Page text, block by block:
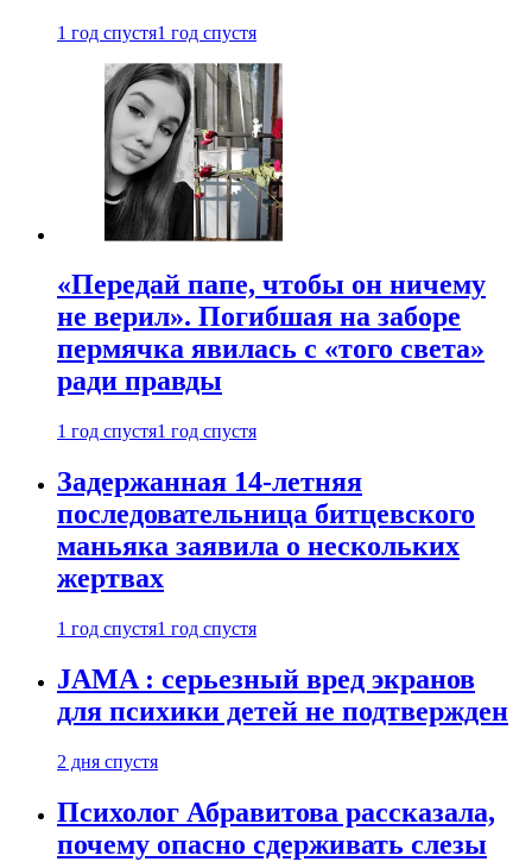
1 год спустя1 год спустя
«Передай папе, чтобы он ничему
не верил». Погибшая на заборе
пермячка явилась с «того света»
ради правды
1 год спустя1 год спустя
Задержанная 14-летняя
последовательница битцевского
маньяка заявила о нескольких
жертвах
1 год спустя1 год спустя
JAMA : серьезный вред экранов
для психики детей не подтвержден
2 дня спустя
Психолог Абравитова рассказала,
почему опасно сдерживать слезы